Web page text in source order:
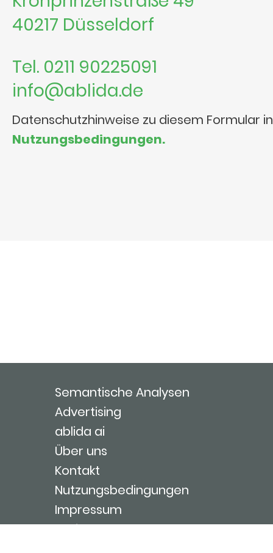
40217 Düsseldorf
Tel. 0211 90225091
info@ablida.de
Datenschutzhinweise zu diesem Formular
Nutzungsbedingungen.
Semantische Analysen
Advertising
ablida ai
Über uns
Kontakt
Nutzungsbedingungen
Impressum
Login